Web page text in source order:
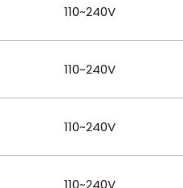
110~240V
110~240V
110~240V
110~240V